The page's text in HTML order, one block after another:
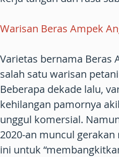
Warisan Beras Ampek
Varietas bernama Beras
salah satu warisan
Beberapa dekade lalu,
kehilangan pamornya
unggul komersial.
2020-an muncul
ini untuk